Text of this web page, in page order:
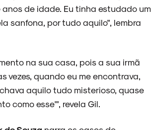
de idade. Eu tinha estudado um
sanfona, por tudo aquilo", lembra
na sua casa, pois a sua irmã
vezes, quando eu me encontrava,
aquilo tudo misterioso, quase
como esse'", revela Gil.